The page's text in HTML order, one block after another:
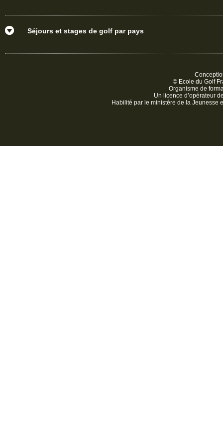
Séjours et stages de golf par pays
© Ecole du Golf
Organisme de
Un licence d’opérateur
Habilité par le ministère de la Jeunesse